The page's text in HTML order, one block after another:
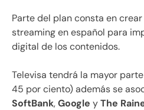
Parte del plan consta en
streaming en español para
digital de los contenidos.
Televisa tendrá la mayor
45 por ciento) además se
SoftBank,Google yThe